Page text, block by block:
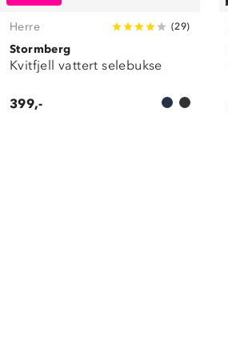
Herre (29)
Stormberg
Kvitfjell vattert selebukse
399,-